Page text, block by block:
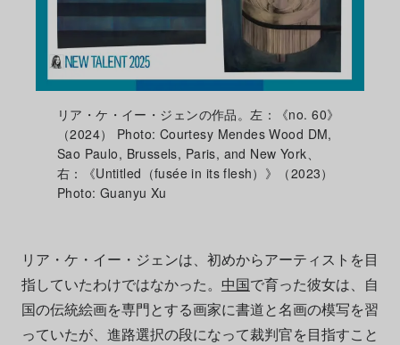
リア・ケ・イー・ジェンの作品。左：《no. 60》
（2024） Photo: Courtesy Mendes Wood DM,
Sao Paulo, Brussels, Paris, and New York、
右：《Untitled（fusée in its flesh）》（2023）
Photo: Guanyu Xu
リア・ケ・イー・ジェンは、初めからアーティストを目
指していたわけではなかった。 中国で育った彼女は、自
国の伝統絵画を専門とする画家に書道と名画の模写を習
っていたが、進路選択の段になって裁判官を目指すこと